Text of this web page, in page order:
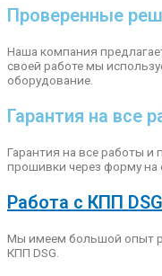
Проверенные
Наша компания
своей работе мы
оборудование.
Гарантия на все
Гарантия на все работы и
прошивки через форму на
Работа с КПП DSG
Мы имеем большой опыт
КПП DSG.